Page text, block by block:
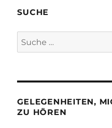
SUCHE
Suche
nach:
GELEGENHEITEN,
ZU HÖREN